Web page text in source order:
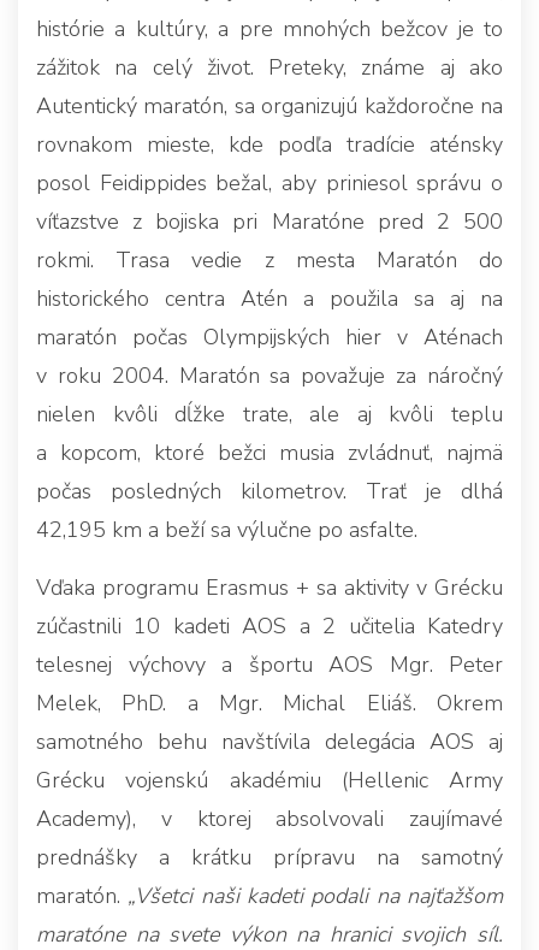
histórie a kultúry, a pre mnohých bežcov je to
zážitok na celý život. Preteky, známe aj ako
Autentický maratón, sa organizujú každoročne na
rovnakom mieste, kde podľa tradície aténsky
posol Feidippides bežal, aby priniesol správu o
víťazstve z bojiska pri Maratóne pred 2 500
rokmi. Trasa vedie z mesta Maratón do
historického centra Atén a použila sa aj na
maratón počas Olympijských hier v Aténach
v roku 2004. Maratón sa považuje za náročný
nielen kvôli dĺžke trate, ale aj kvôli teplu
a kopcom, ktoré bežci musia zvládnuť, najmä
počas posledných kilometrov. Trať je dlhá
42,195 km a beží sa výlučne po asfalte.
Vďaka programu Erasmus + sa aktivity v Grécku
zúčastnili 10 kadeti AOS a 2 učitelia Katedry
telesnej výchovy a športu AOS Mgr. Peter
Melek, PhD. a Mgr. Michal Eliáš. Okrem
samotného behu navštívila delegácia AOS aj
Grécku vojenskú akadémiu (Hellenic Army
Academy), v ktorej absolvovali zaujímavé
prednášky a krátku prípravu na samotný
maratón. „Všetci naši kadeti podali na najťažšom
maratóne na svete výkon na hranici svojich síl.